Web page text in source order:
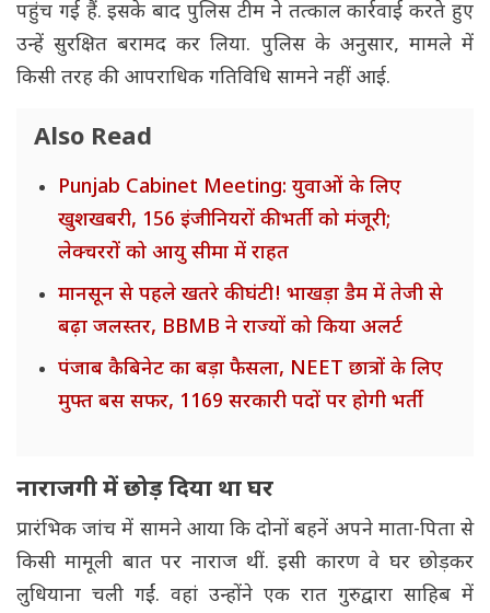
पहुंच गई हैं. इसके बाद पुलिस टीम ने तत्काल कार्रवाई करते हुए
उन्हें सुरक्षित बरामद कर लिया. पुलिस के अनुसार, मामले में
किसी तरह की आपराधिक गतिविधि सामने नहीं आई.
Also Read
Punjab Cabinet Meeting: युवाओं के लिए
खुशखबरी, 156 इंजीनियरों की भर्ती को मंजूरी;
लेक्चररों को आयु सीमा में राहत
मानसून से पहले खतरे की घंटी! भाखड़ा डैम में तेजी से
बढ़ा जलस्तर, BBMB ने राज्यों को किया अलर्ट
पंजाब कैबिनेट का बड़ा फैसला, NEET छात्रों के लिए
मुफ्त बस सफर, 1169 सरकारी पदों पर होगी भर्ती
नाराजगी में छोड़ दिया था घर
प्रारंभिक जांच में सामने आया कि दोनों बहनें अपने माता-पिता से
किसी मामूली बात पर नाराज थीं. इसी कारण वे घर छोड़कर
लुधियाना चली गईं. वहां उन्होंने एक रात गुरुद्वारा साहिब में